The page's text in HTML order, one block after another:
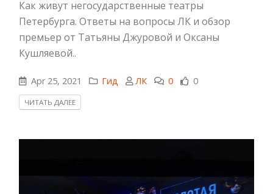
Как живут негосударственные театры
Петербурга. Ответы на вопросы ЛК и обзор
премьер от Татьяны Джуровой и Оксаны
Кушляевой..
Apr 25, 2021 Гид ЛК 0 0
ЧИТАТЬ ДАЛЕЕ